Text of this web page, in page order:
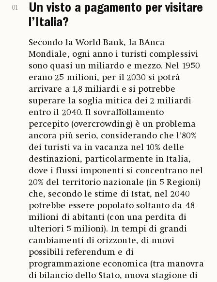
01
Un visto a pagamento per visitare
l’Italia?
Secondo la World Bank, la BAnca
Mondiale, ogni anno i turisti complessivi
sono quasi un miliardo e mezzo. Nel 1950
erano 25 milioni, per il 2030 si potrà
arrivare a 1,8 miliardi e si potrebbe
superare la soglia mitica dei 2 miliardi
entro il 2040. Il sovraffollamento
percepito (overcrowding) è un problema
ancora più serio, considerando che l’80%
dei turisti va in vacanza nel 10% delle
destinazioni, particolarmente in Italia,
dove i flussi imponenti si concentrano nel
20% del territorio nazionale (in 5 Regioni)
che, secondo le stime di Istat, nel 2040
potrebbe essere popolato soltanto da 48
milioni di abitanti (con una perdita di
ulteriori 5 milioni). In tempi di grandi
cambiamenti di orizzonte, di nuovi
possibili referendum e di
programmazione economica (tra manovra
di bilancio dello Stato, nuova stagione di